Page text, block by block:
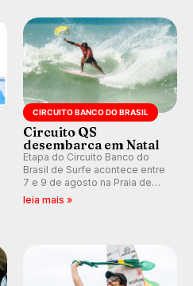
Kelly Slater convidado.
CIRCUITO BANCO DO BRASIL
Circuito QS
desembarca em Natal
Etapa do Circuito Banco do
Brasil de Surfe acontece entre
7 e 9 de agosto na Praia de
Miami (RN), em disputas
válidas pelo Qualifying Series
leia mais »